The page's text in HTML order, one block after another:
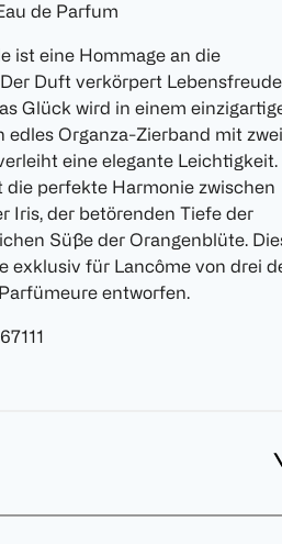
de Parfum
ist eine Hommage an die
Duft verkörpert
Glück wird in einem
edles Organza-Zierband mit zwei
eine elegante Leichtigkeit.
perfekte Harmonie zwischen
Iris, der betörenden Tiefe der
Süße der Orangenblüte.
exklusiv für Lancôme von drei
entworfen.